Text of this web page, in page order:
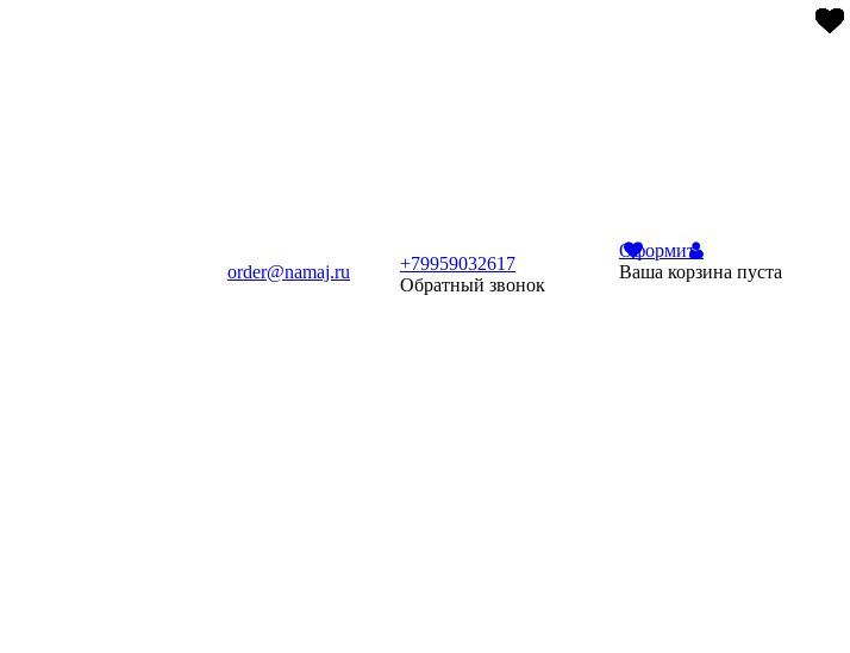
order@namaj.ru
+79959032617
Обратный звонок
Оформить
Ваша корзина пуста